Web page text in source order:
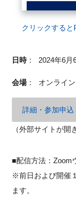
クリックすると
日時： 2024年6月
会場： オンライン
詳細・参加申込
（外部サイトが開
■配信方法：Zoom
※前日および開催
ます。